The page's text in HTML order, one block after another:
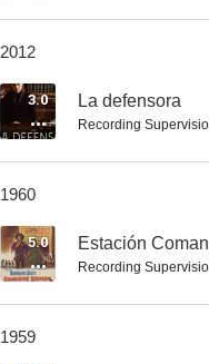
2012
3.0 La defensora
Recording
1960
5.0 Estación
Recording
1959